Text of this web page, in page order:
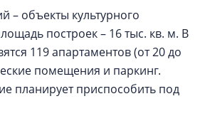
– объекты культурного
построек – 16 тыс. кв. м. В
119 апартаментов (от 20 до
помещения и паркинг.
планирует приспособить под